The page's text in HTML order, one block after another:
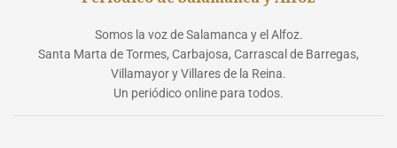
Somos la voz de Salamanca y el Alfoz.
Santa Marta de Tormes, Carbajosa, Carrascal de Barregas,
Villamayor y Villares de la Reina.
Un periódico online para todos.